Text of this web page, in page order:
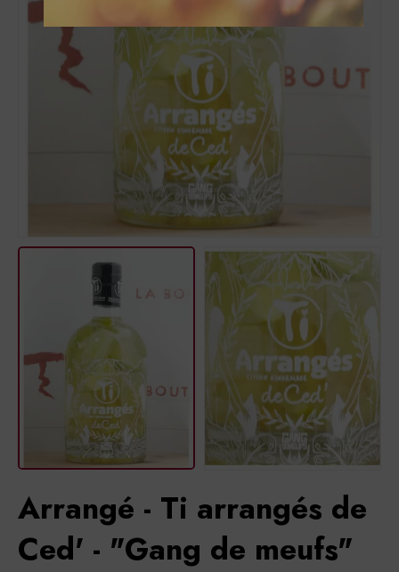
Arrangé - Ti arrangés de
Ced' - "Gang de meufs"